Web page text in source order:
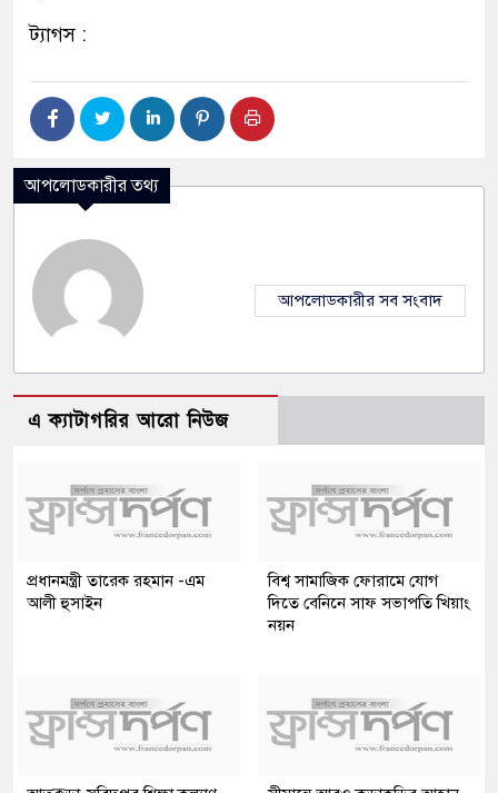
ট্যাগস :
আপলোডকারীর তথ্য
আপলোডকারীর সব সংবাদ
এ ক্যাটাগরির আরো নিউজ
প্রধানমন্ত্রী তারেক রহমান -এম
আলী হুসাইন
বিশ্ব সামাজিক ফোরামে যোগ
দিতে বেনিনে সাফ সভাপতি খিয়াং
নয়ন